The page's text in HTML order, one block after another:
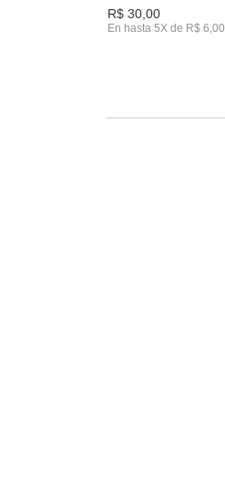
R$ 30,00
En hasta 5X de R$ 6,00